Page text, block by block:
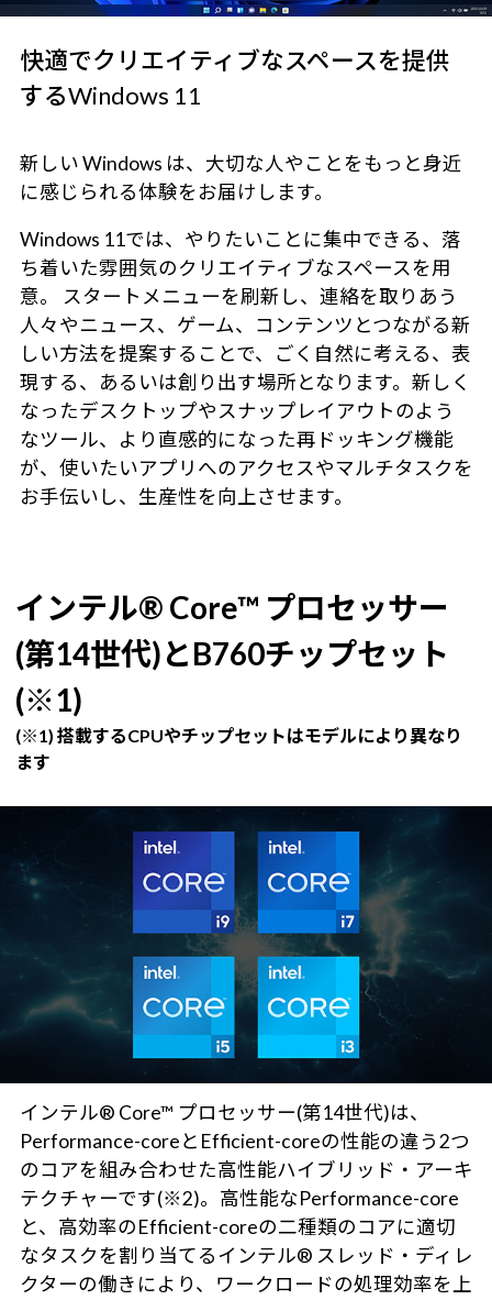
快適でクリエイティブなスペースを提供
するWindows 11
新しい Windows は、大切な人やことをもっと身近
に感じられる体験をお届けします。
Windows 11では、やりたいことに集中できる、落
ち着いた雰囲気のクリエイティブなスペースを用
意。 スタートメニューを刷新し、連絡を取りあう
人々やニュース、ゲーム、コンテンツとつながる新
しい方法を提案することで、ごく自然に考える、表
現する、あるいは創り出す場所となります。新しく
なったデスクトップやスナップレイアウトのよう
なツール、より直感的になった再ドッキング機能
が、使いたいアプリへのアクセスやマルチタスクを
お手伝いし、生産性を向上させます。
インテル® Core™ プロセッサー
(第14世代)とB760チップセット
(※1)
(※1) 搭載するCPUやチップセットはモデルにより異なり
ます
インテル® Core™ プロセッサー(第14世代)は、
Performance-coreとEfficient-coreの性能の違う2つ
のコアを組み合わせた高性能ハイブリッド・アーキ
テクチャーです(※2)。高性能なPerformance-core
と、高効率のEfficient-coreの二種類のコアに適切
なタスクを割り当てるインテル® スレッド・ディレ
クターの働きにより、ワークロードの処理効率を上